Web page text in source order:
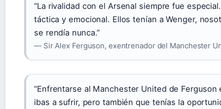
“La rivalidad con el Arsenal siempre fue
táctica y emocional. Ellos tenían a Wenger,
se rendía nunca.”
— Sir Alex Ferguson, exentrenador del Manchester
“Enfrentarse al Manchester United de Ferguson
ibas a sufrir, pero también que tenías la